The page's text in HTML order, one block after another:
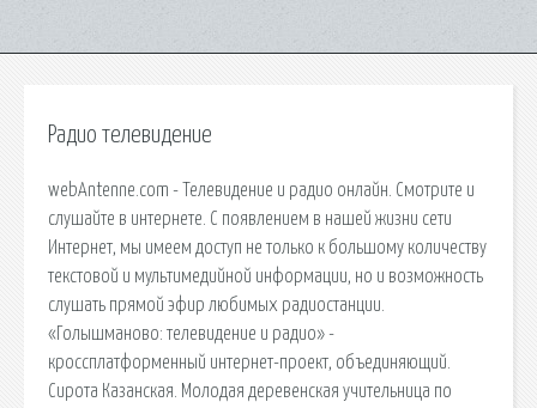
Радио телевидение
webAntenne.com - Телевидение и радио онлайн. Смотрите и
слушайте в интернете. С появлением в нашей жизни сети
Интернет, мы имеем доступ не только к большому количеству
текстовой и мультимедийной информации, но и возможность
слушать прямой эфир любимых радиостанции.
«Голышманово: телевидение и радио» -
кроссплатформенный интернет-проект, объединяющий.
Сирота Казанская. Молодая деревенская учительница по